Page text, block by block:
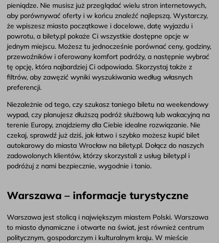
pieniądze. Nie musisz już przeglądać wielu stron internetowych,
aby porównywać oferty i w końcu znaleźć najlepszą. Wystarczy,
że wpiszesz miasto początkowe i docelowe, datę wyjazdu i
powrotu, a bilety.pl pokaże Ci wszystkie dostępne opcje w
jednym miejscu. Możesz tu jednocześnie porównać ceny, godziny,
przewoźników i oferowany komfort podróży, a następnie wybrać
tę opcję, która najbardziej Ci odpowiada. Skorzystaj także z
filtrów, aby zawęzić wyniki wyszukiwania według własnych
preferencji.
Niezależnie od tego, czy szukasz taniego biletu na weekendowy
wypad, czy planujesz dłuższą podróż służbową lub wakacyjną na
terenie Europy, znajdziemy dla Ciebie idealne rozwiązanie. Nie
czekaj, sprawdź już dziś, jak łatwo i szybko możesz kupić bilet
autokarowy do miasta Wrocław na bilety.pl. Dołącz do naszych
zadowolonych klientów, którzy skorzystali z usług bilety.pl i
podróżuj z nami bezpiecznie, wygodnie i tanio.
Warszawa – informacje turystyczne
Warszawa jest stolicą i największym miastem Polski. Warszawa
to miasto dynamiczne i otwarte na świat, jest również centrum
politycznym, gospodarczym i kulturalnym kraju. W mieście